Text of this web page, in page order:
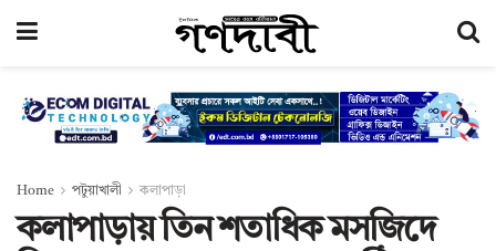
Home পটুয়াখালী কলাপাড়া
কলাপাড়ায় তিন শতাধিক মসজিদে